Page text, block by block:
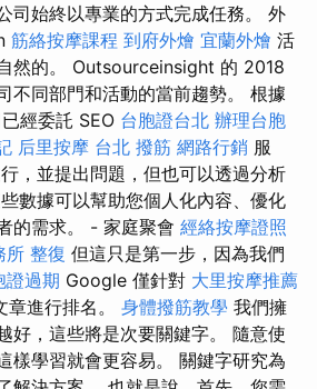
司始終以專業的方式完成任務。 外
筋絡按摩課程 到府外燴 宜蘭外燴 活
然的。 Outsourceinsight 的 2018
不同部門和活動的當前趨勢。 根據
經委託 SEO 台胞證台北 辦理台胞
后里按摩 台北 撥筋 網路行銷 服
，並提出問題，但也可以透過分析
數據可以幫助您個人化內容、優化
的需求。 - 家庭聚會 經絡按摩證照
所 整復 但這只是第一步，因為我們
證過期 Google 僅針對 大里按摩推薦
章進行排名。 身體撥筋教學 我們擁
好，這些將是次要關鍵字。 隨意使
樣學習就會更容易。 關鍵字研究為